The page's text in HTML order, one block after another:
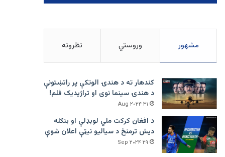
مشهور وروستي نظرونه
کندهار ته د هندۍ الوتکې پر راتښتونې
د هندۍ سینما نوی او تراژيديک فلم!
۳۱ Aug ۲۰۲۴
د افغان کرکت ملي لوبډلې او بنګله
دیش ترمنځ د سیالیو نیټې اعلان شوې
۲۹ Sep ۲۰۲۴